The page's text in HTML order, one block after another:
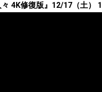
々 4K修復版』12/17（土）